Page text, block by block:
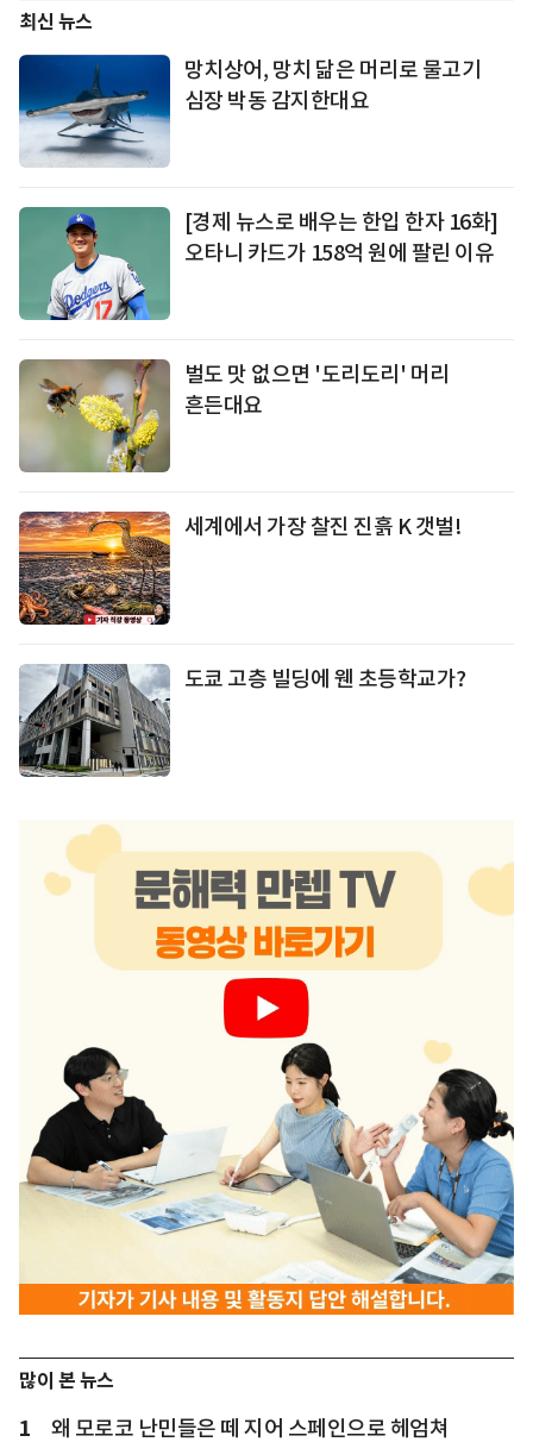
최신 뉴스
망치상어, 망치 닮은 머리로 물고기
심장 박동 감지한대요
[경제 뉴스로 배우는 한입 한자 16화]
오타니 카드가 158억 원에 팔린 이유
벌도 맛 없으면 '도리도리' 머리
흔든대요
세계에서 가장 찰진 진흙 K 갯벌!
도쿄 고층 빌딩에 웬 초등학교가?
많이 본 뉴스
1 왜 모로코 난민들은 떼 지어 스페인으로 헤엄쳐